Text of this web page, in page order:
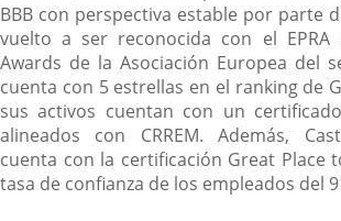
BBB con perspectiva estable por parte
vuelto a ser reconocida con el EPRA
Awards de la Asociación Europea del
cuenta con 5 estrellas en el ranking de
sus activos cuentan con un
alineados con CRREM. Además,
cuenta con la certificación Great Place
tasa de confianza de los empleados del